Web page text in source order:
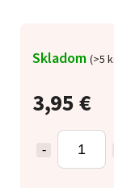
3,95 €
Skladom (>5